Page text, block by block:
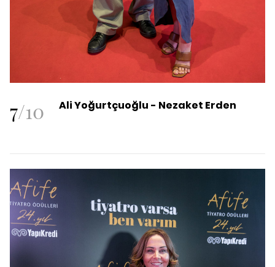
7/10 Ali Yoğurtçuoğlu - Nezaket Erden